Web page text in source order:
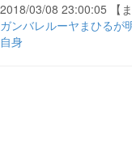
2018/03/08 23:00:05 【ま
ガンバレルーヤまひるが
自身